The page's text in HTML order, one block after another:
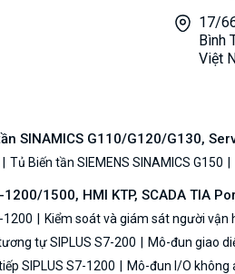
17/
Bình
Việt
SINAMICS G110/G120/G130,
Tủ Biến tần SIEMENS SINAMICS G150
1500, HMI KTP, SCADA TIA
1200 Kiểm soát và giám sát người vận
tự SIPLUS S7-200 Mô-đun giao
SIPLUS S7-1200 Mô-đun I/O không